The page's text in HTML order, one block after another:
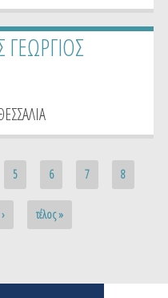
5 6 7 8
τέλος »